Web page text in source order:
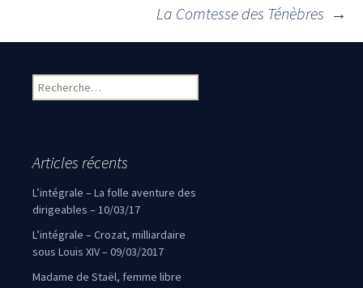
Navigation des articles
La Comtesse des Ténèbres →
Rechercher :
Articles récents
L’intégrale – La folle aventure des
dirigeables – 10/03/17
L’intégrale – Crozat, milliardaire
sous Louis XIV – 09/03/2017
Madame de Staël, femme libre